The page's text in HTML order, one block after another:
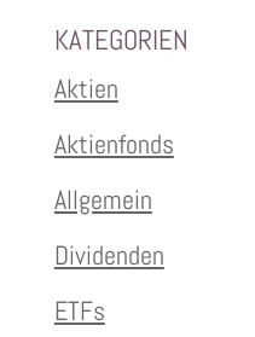
KATEGORIEN
Aktien
Aktienfonds
Allgemein
Dividenden
ETFs